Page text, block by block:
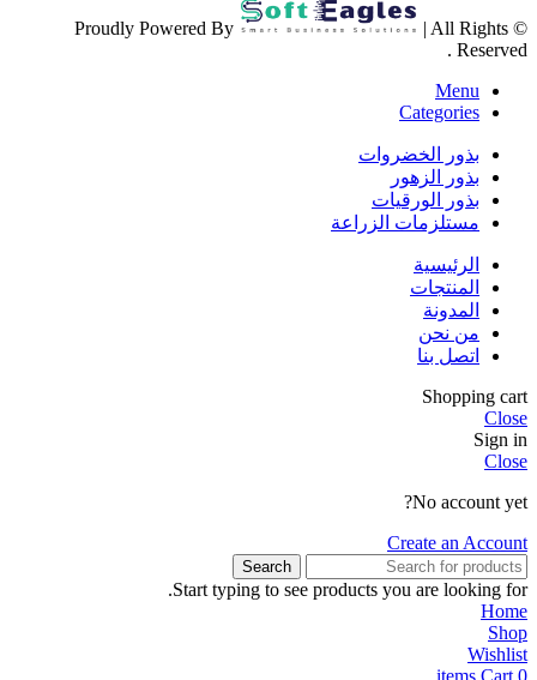
© Proudly Powered By
| All Rights
Reserved .
Menu
Categories
بذور الخضروات
بذور الزهور
بذور الورقيات
مستلزمات الزراعة
الرئيسية
المنتجات
المدونة
من نحن
اتصل بنا
Shopping cart
Close
Sign in
Close
No account yet?
Create an Account
Search
Start typing to see products you are looking for.
Home
Shop
Wishlist
0
items Cart